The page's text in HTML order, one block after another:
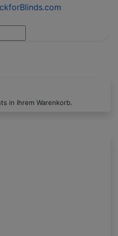
in Ihrem Warenkorb.